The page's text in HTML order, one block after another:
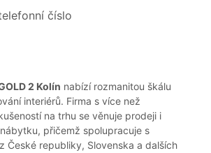
číslo
2 Kolín nabízí rozmanitou škálu
interiérů. Firma s více než
na trhu se věnuje prodeji i
přičemž spolupracuje s
České republiky, Slovenska a dalších